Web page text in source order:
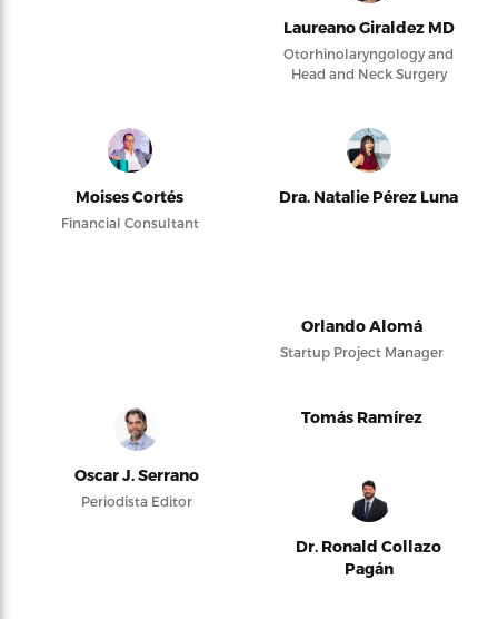
Laureano Giraldez MD
Otorhinolaryngology and
Head and Neck Surgery
Moises Cortés
Financial Consultant
Dra. Natalie Pérez Luna
Orlando Alomá
Startup Project Manager
Oscar J. Serrano
Periodista Editor
Tomás Ramírez
Dr. Ronald Collazo
Pagán